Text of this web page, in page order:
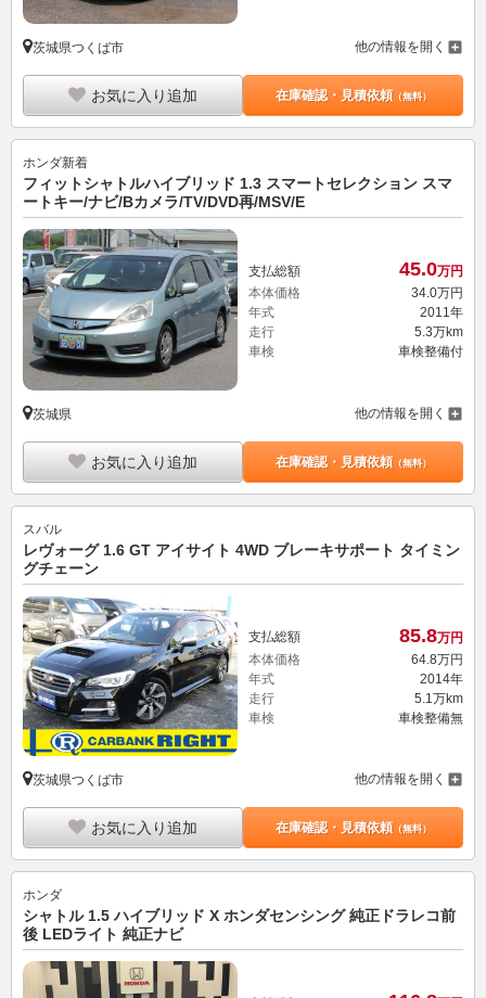
茨城県つくば市 他の情報を開く
お気に入り追加 在庫確認・見積依頼（無料）
ホンダ新着
フィットシャトルハイブリッド 1.3 スマートセレクション スマ
ートキー/ナビ/Bカメラ/TV/DVD再/MSV/E
支払総額 45.0万円
本体価格
34.0万円
年式
2011年
走行
5.3万km
車検
車検整備付
茨城県 他の情報を開く
お気に入り追加 在庫確認・見積依頼（無料）
スバル
レヴォーグ 1.6 GT アイサイト 4WD ブレーキサポート タイミン
グチェーン
支払総額 85.8万円
本体価格
64. 8万円
年式
2014年
走行
5.1万km
車検
車検整備無
茨城県つくば市 他の情報を開く
お気に入り追加 在庫確認・見積依頼（無料）
ホンダ
シャトル 1.5 ハイブリッド X ホンダセンシング 純正ドラレコ前
後 LEDライト 純正ナビ